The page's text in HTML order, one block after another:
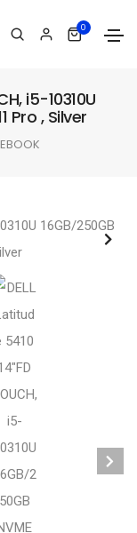
0
i5-10310U
Pro , Silver